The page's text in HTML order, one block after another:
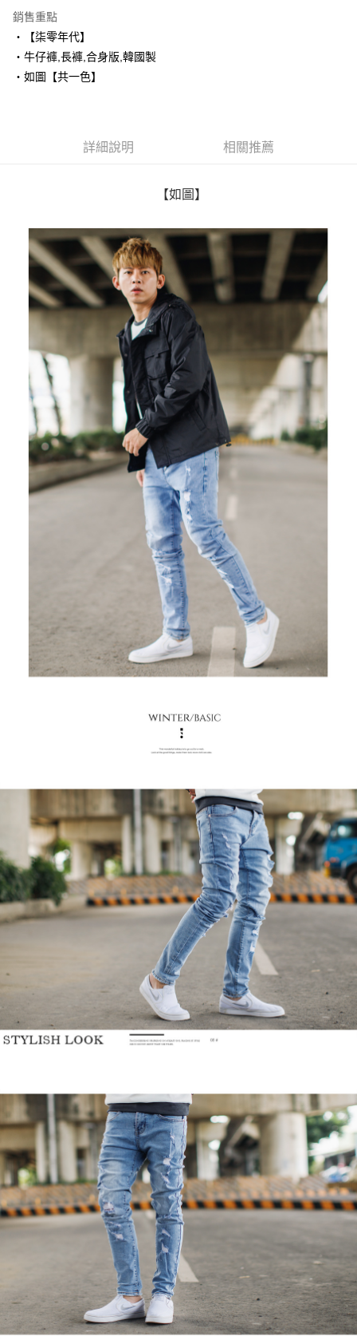
街口支付
悠遊付
Google Pay
AFTEE先享後付是「在收到商品之後才付款」的支付方式。 讓您購物簡單
２．便利：只要手機號碼，簡訊認證，即可結帳。
【「AFTEE先享後付」結帳流程】
１．於結帳方式選擇「AFTEE先享後付」後，將跳轉至「AFTEE先享後付」
結帳頁面，進行簡訊認證並確認金額後，即可完成結帳。
２．訂單成立數日內，您將收到繳費通知簡訊。
３．收到繳費通知簡訊後14天內，點擊此簡訊中的連結，可透過四大超商／
ATM／網路銀行／等多元方式進行付款，方視為交易完成。
※ 請注意：結帳手續完成當下不需立刻繳費，但若您需要取消訂單，請聯絡
購買商品的店家。未經商家同意取消之訂單仍視為有效，需透過AFTEE先享
後付繳納相關費用。
※ 交易是否成功請以「AFTEE先享後付 」之結帳頁面顯示為準，若有關於
是否繳費成功／繳費後需取消欲退款等相關疑問，請聯繫「AFTEE先享後付
客戶支援中心」 https://netprotections.freshdesk.com/support/home
【注意事項】
１．透過由恩沛科技股份有限公司提供之「AFTEE先享後付」服務完成之交
易，需依本服務之必要範圍內提供個人資料，並將交易相關給付款項請求債
權轉讓予恩沛科技股份有限公司。
２．關於個人資料處理事宜，請瀏覽以下網址：
https://aftee.tw/terms/#terms3
３．未成年的使用者請事先徵得法定代理人或監護人之同意方可使用
「AFTEE先享後付」，若未經同意申辦者引起之損失，本公司不負相關責
４．使用「AFTEE先享後付」時，將依據個別帳號之用戶狀況，依本公司即
時審查核予不同之上限額度；若仍有額度不足之情形，本公司將視審查結果
５．嚴禁一人註冊多個帳號或使用他人資訊註冊。若發現惡意使用之情形，
恩沛科技股份有限公司將有權停止該用戶之使用額度並採取法律行動。
每筆NT$80，滿NT$1,800(含以上)免運費
先付款後全家取貨
每筆NT$80，滿NT$1,800(含以上)免運費
7-11付款取貨
每筆NT$80，滿NT$1,800(含以上)免運費
先付款後7-11取貨
每筆NT$80，滿NT$1,800(含以上)免運費
宅配
每筆NT$120，滿NT$3,000(含以上)免運費
銷售重點
‧【柒零年代】
‧牛仔褲,長褲,合身版,韓國製
‧如圖【共一色】
詳細說明 相關推薦
【如圖】